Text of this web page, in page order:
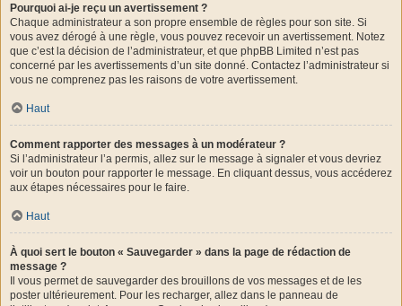
Pourquoi ai-je reçu un avertissement ?
Chaque administrateur a son propre ensemble de règles pour son site. Si
vous avez dérogé à une règle, vous pouvez recevoir un avertissement. Notez
que c’est la décision de l’administrateur, et que phpBB Limited n’est pas
concerné par les avertissements d’un site donné. Contactez l’administrateur si
vous ne comprenez pas les raisons de votre avertissement.
Haut
Comment rapporter des messages à un modérateur ?
Si l’administrateur l’a permis, allez sur le message à signaler et vous devriez
voir un bouton pour rapporter le message. En cliquant dessus, vous accéderez
aux étapes nécessaires pour le faire.
Haut
À quoi sert le bouton « Sauvegarder » dans la page de rédaction de
message ?
Il vous permet de sauvegarder des brouillons de vos messages et de les
poster ultérieurement. Pour les recharger, allez dans le panneau de